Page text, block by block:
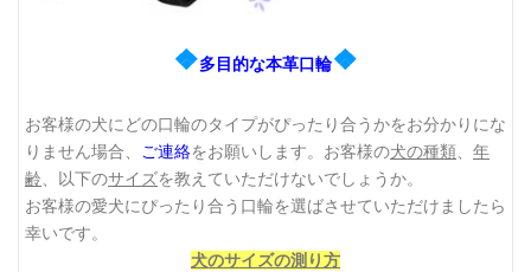
❖多目的な本革口輪❖
お客様の犬にどの口輪のタイプがぴったり合うかをお分かりにな
りません場合、
ご連絡をお願いします。お客様の犬の種類
年
齢 、以下のサイズを教えていただけないでしょうか。
お客様の愛犬にぴったり合う口輪を選ばさせていただけましたら
幸いです。
犬のサイズの測り方